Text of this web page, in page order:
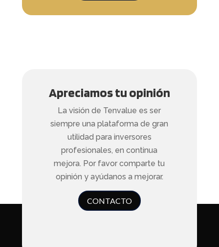
Apreciamos tu opinión
La visión de Tenvalue es ser
siempre una plataforma de gran
utilidad para inversores
profesionales, en continua
mejora. Por favor comparte tu
opinión y ayúdanos a mejorar.
CONTACTO